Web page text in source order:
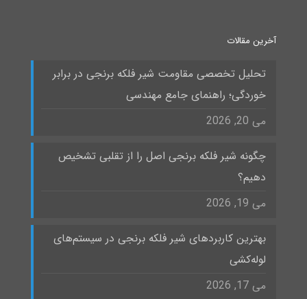
آخرین مقالات
تحلیل تخصصی مقاومت شیر فلکه برنجی در برابر
خوردگی؛ راهنمای جامع مهندسی
می 20, 2026
چگونه شیر فلکه برنجی اصل را از تقلبی تشخیص
دهیم؟
می 19, 2026
بهترین کاربردهای شیر فلکه برنجی در سیستم‌های
لوله‌کشی
می 17, 2026